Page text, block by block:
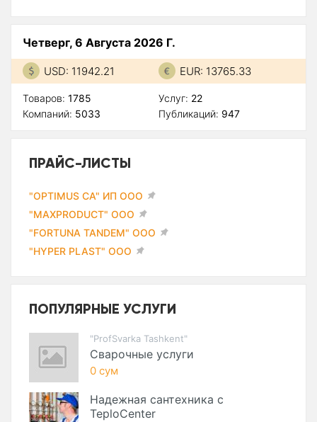
Четверг, 6 Августа 2026 Г.
USD: 11942.21 EUR: 13765.33
Товаров: 1785
Компаний: 5033
Услуг: 22
Публикаций: 947
ПРАЙС-ЛИСТЫ
"OPTIMUS CA" ИП ООО
"MAXPRODUCT" ООО
"FORTUNA TANDEM" ООО
"HYPER PLAST" ООО
ПОПУЛЯРНЫЕ УСЛУГИ
"ProfSvarka Tashkent"
Сварочные услуги
0 сум
Надежная сантехника с
TeploCenter